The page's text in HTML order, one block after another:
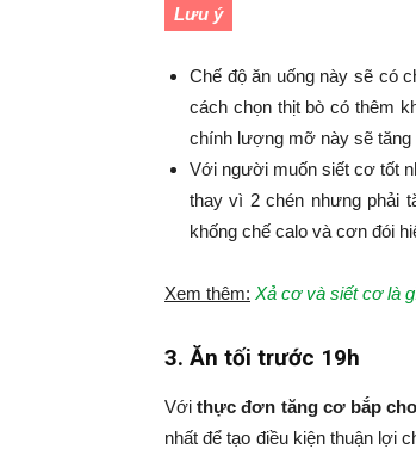
Lưu ý
Chế độ ăn uống này sẽ có
cách chọn thịt bò có thêm
chính lượng mỡ này sẽ tăng
Với người muốn siết cơ tốt
thay vì 2 chén nhưng phải
khống chế calo và cơn đói
Xem thêm: Xả cơ và siết cơ là
3. Ăn tối trước 19h
Vớithực đơn tăng cơ bắp
nhất để tạo điều kiện thuận lợi